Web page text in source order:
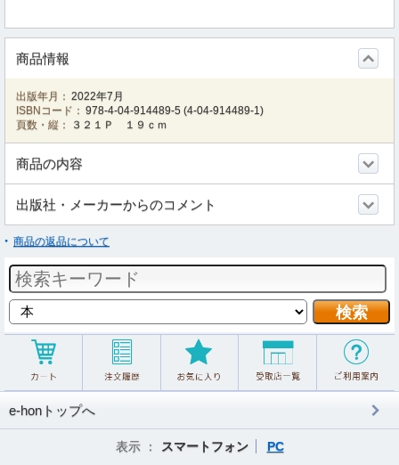
商品情報
出版年月： 2022年7月
ISBNコード： 978-4-04-914489-5 (4-04-914489-1)
頁数・縦：
３２１Ｐ １９ｃｍ
商品の内容
出版社・メーカーからのコメント
商品の返品について
e-honトップへ
表示 ： スマートフォン PC